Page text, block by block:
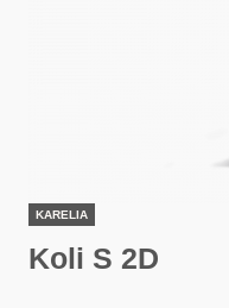
KARELIA
Koli S 2D